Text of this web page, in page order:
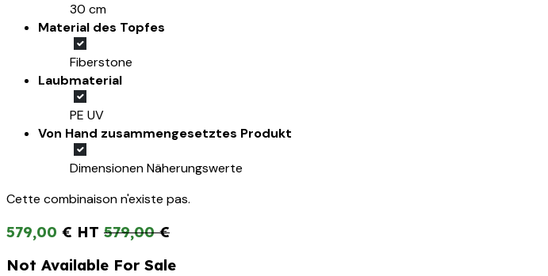
30 cm
Material des Topfes
Fiberstone
Laubmaterial
PE UV
Von Hand zusammengesetztes Produkt
Dimensionen Näherungswerte
Cette combinaison n'existe pas.
579,00 € 579,00€
Not Available For Sale